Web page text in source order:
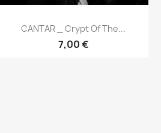
Aperçu rapide
CANTAR _ Crypt Of The...
7,00 €